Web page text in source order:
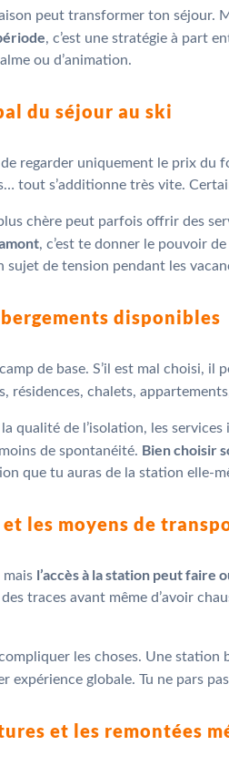
peut transformer ton séjour.
, c’est une stratégie à part
ou d’animation.
du séjour au ski
de regarder uniquement le prix du
tout s’additionne très vite.
chère peut parfois offrir des
, c’est te donner le pouvoir
sujet de tension pendant les
disponibles
de base. S’il est mal choisi, il
résidences, chalets,
qualité de l’isolation, les
de spontanéité. Bien choisir
que tu auras de la station elle-
et les moyens de
mais l’accès à la station peut faire
traces avant même d’avoir
les choses. Une
expérience globale. Tu ne pars
et les remontées